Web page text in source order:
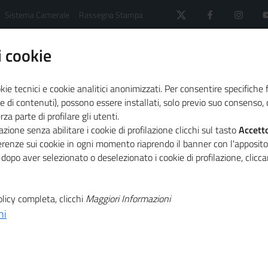
Sistema Camerale Rassegna Stampa
sistema camerale
Primo Piano
“10 tesi per la sostenibilità”
al
tecnici e cookie analitici anonimizzati. Per consentire
di contenuti), possono essere installati, solo previo suo
parte di profilare gli utenti.
senza abilitare i cookie di profilazione clicchi sul tasto
sui cookie in ogni momento riaprendo il banner con
aver selezionato o deselezionato i cookie di profilazione,
completa, clicchi Maggiori Informazioni